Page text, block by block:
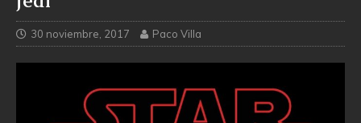
30 noviembre, 2017 Paco Villa